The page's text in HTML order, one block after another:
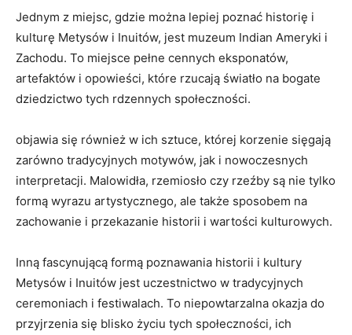
Jednym ⁤z miejsc, gdzie można lepiej poznać historię i
kulturę Metysów i Inuitów, jest muzeum Indian Ameryki i
Zachodu.‌ To miejsce pełne⁢ cennych eksponatów,
artefaktów i opowieści, które rzucają światło na ​bogate
dziedzictwo ⁣tych rdzennych społeczności.
objawia się również ‌w ich sztuce, której korzenie sięgają
zarówno‌ tradycyjnych motywów, jak i nowoczesnych
interpretacji. Malowidła, ⁤rzemiosło​ czy rzeźby są nie tylko⁢
formą ⁣wyrazu artystycznego, ⁣ale​ także sposobem na ​
zachowanie i przekazanie historii i wartości kulturowych.
Inną fascynującą ⁢formą poznawania historii i kultury‍
Metysów ‍i⁢ Inuitów ‍jest uczestnictwo w tradycyjnych‍
ceremoniach i festiwalach. To niepowtarzalna okazja do
przyjrzenia się blisko życiu tych społeczności, ⁤ich